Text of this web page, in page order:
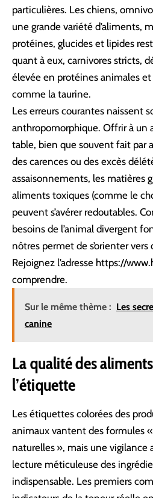
particulières. Les chiens,
une grande variété d’aliments,
protéines, glucides et lipides
quant à eux, carnivores stricts,
élevée en protéines animales
comme la taurine.
Les erreurs courantes naissent
anthropomorphique. Offrir à un
table, bien que souvent fait par
des carences ou des excès
assaisonnements, les matières
aliments toxiques (comme le
peuvent s’avérer redoutables.
besoins de l’animal divergent
nôtres permet de s’orienter vers
Rejoignez l’adresse https://
comprendre.
Sur le même thème : Les
canine
La qualité des
l’étiquette
Les étiquettes colorées des
animaux vantent des formules
naturelles », mais une vigilance
lecture méticuleuse des
indispensable. Les premiers